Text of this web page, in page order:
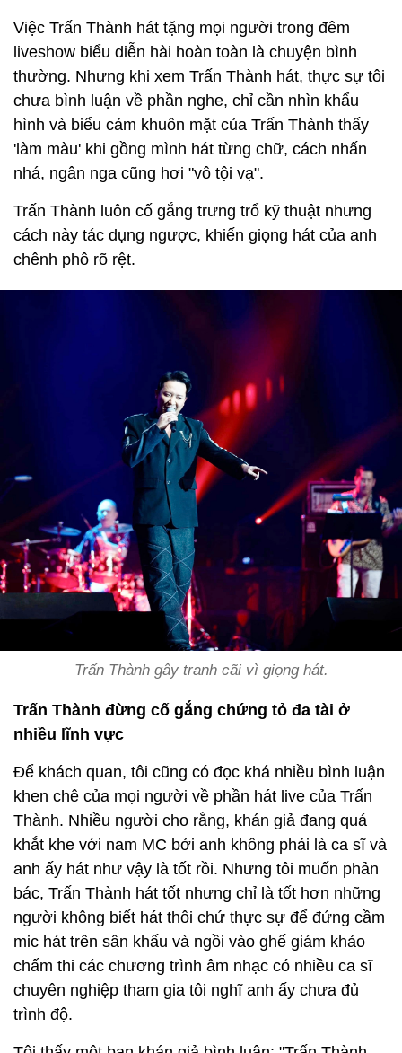
Việc Trấn Thành hát tặng mọi người trong đêm
liveshow biểu diễn hài hoàn toàn là chuyện bình
thường. Nhưng khi xem Trấn Thành hát, thực sự tôi
chưa bình luận về phần nghe, chỉ cần nhìn khẩu
hình và biểu cảm khuôn mặt của Trấn Thành thấy
'làm màu' khi gồng mình hát từng chữ, cách nhấn
nhá, ngân nga cũng hơi "vô tội vạ".
Trấn Thành luôn cố gắng trưng trổ kỹ thuật nhưng
cách này tác dụng ngược, khiến giọng hát của anh
chênh phô rõ rệt.
Trấn Thành gây tranh cãi vì giọng hát.
Trấn Thành đừng cố gắng chứng tỏ đa tài ở
nhiều lĩnh vực
Để khách quan, tôi cũng có đọc khá nhiều bình luận
khen chê của mọi người về phần hát live của Trấn
Thành. Nhiều người cho rằng, khán giả đang quá
khắt khe với nam MC bởi anh không phải là ca sĩ và
anh ấy hát như vậy là tốt rồi. Nhưng tôi muốn phản
bác, Trấn Thành hát tốt nhưng chỉ là tốt hơn những
người không biết hát thôi chứ thực sự để đứng cầm
mic hát trên sân khấu và ngồi vào ghế giám khảo
chấm thi các chương trình âm nhạc có nhiều ca sĩ
chuyên nghiệp tham gia tôi nghĩ anh ấy chưa đủ
trình độ.